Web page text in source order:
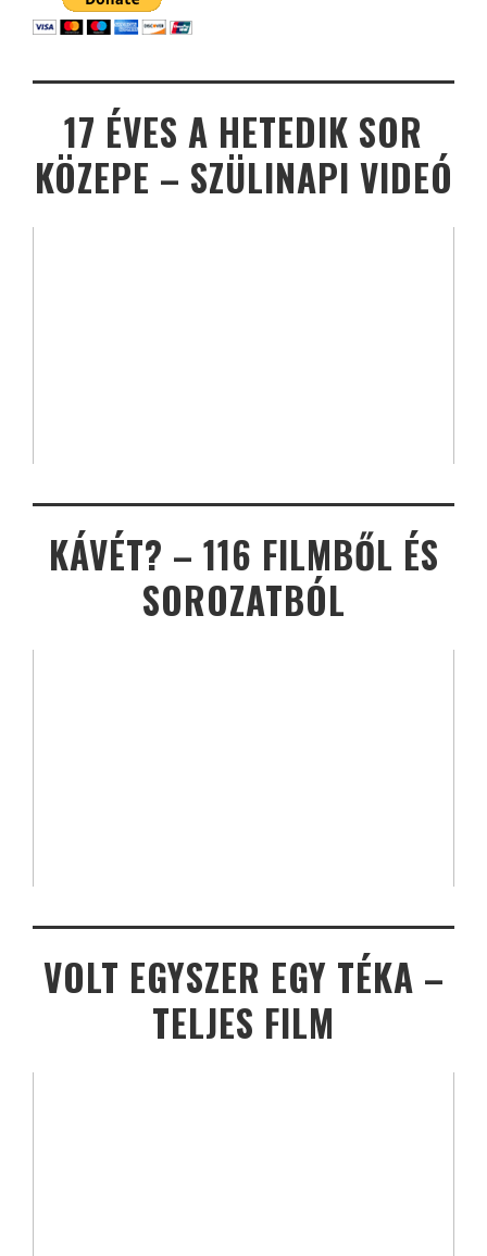
17 ÉVES A HETEDIK SOR
KÖZEPE – SZÜLINAPI VIDEÓ
KÁVÉT? – 116 FILMBŐL ÉS
SOROZATBÓL
VOLT EGYSZER EGY TÉKA –
TELJES FILM